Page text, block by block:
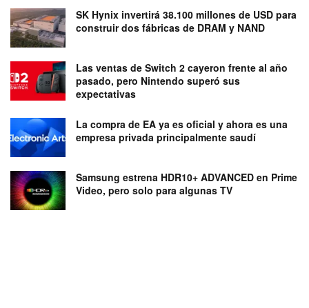
SK Hynix invertirá 38.100 millones de USD para
construir dos fábricas de DRAM y NAND
Las ventas de Switch 2 cayeron frente al año
pasado, pero Nintendo superó sus
expectativas
La compra de EA ya es oficial y ahora es una
empresa privada principalmente saudí
Samsung estrena HDR10+ ADVANCED en Prime
Video, pero solo para algunas TV